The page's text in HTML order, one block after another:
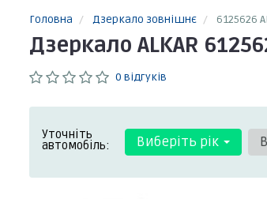
Головна Дзеркало зовнішнє 6125626
Дзеркало ALKAR
0 відгуків
Уточніть
автомобіль: Виберіть рік